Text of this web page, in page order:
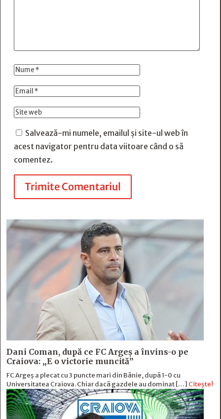
Salvează-mi numele, emailul și site-ul web în
acest navigator pentru data viitoare când o să
comentez.
Trimite Comentariul
Dani Coman, după ce FC Argeș a învins-o pe
Craiova: „E o victorie muncită”
FC Argeș a plecat cu 3 puncte mari din Bănie, după 1-0 cu
Universitatea Craiova. Chiar dacă gazdele au dominat […] Citește!